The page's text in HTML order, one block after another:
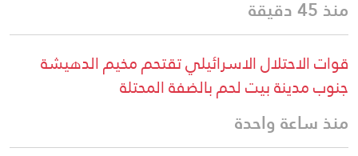
منذ 45 دقيقة
قوات الاحتلال الاسرائيلي تقتحم مخيم الدهيشة
جنوب مدينة بيت لحم بالضفة المحتلة
منذ ساعة واحدة